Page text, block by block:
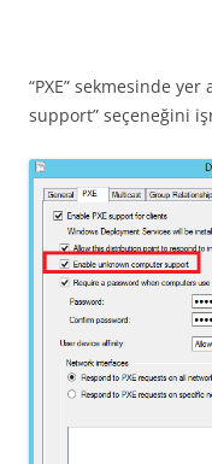
“PXE” sekmesinde
support” seçeneğini